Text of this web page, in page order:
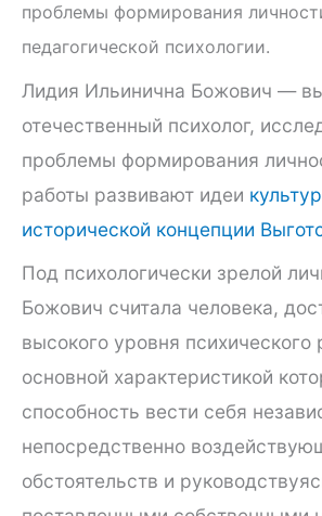
проблемы формирования
педагогической психологии.
Лидия Ильинична Божович —
отечественный психолог,
проблемы формирования
работы развивают идеи
исторической концепции
Под психологически зрелой
Божович считала человека,
высокого уровня психического
основной характеристикой
способность вести себя
непосредственно
обстоятельств и